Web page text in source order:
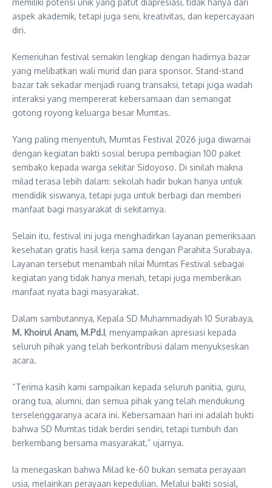
aspek akademik, tetapi juga seni, kreativitas, dan kepercayaan
diri.
Kemeriuhan festival semakin lengkap dengan hadirnya bazar
yang melibatkan wali murid dan para sponsor. Stand-stand
bazar tak sekadar menjadi ruang transaksi, tetapi juga wadah
interaksi yang mempererat kebersamaan dan semangat
gotong royong keluarga besar Mumtas.
Yang paling menyentuh, Mumtas Festival 2026 juga diwarnai
dengan kegiatan bakti sosial berupa pembagian 100 paket
sembako kepada warga sekitar Sidoyoso. Di sinilah makna
milad terasa lebih dalam: sekolah hadir bukan hanya untuk
mendidik siswanya, tetapi juga untuk berbagi dan memberi
manfaat bagi masyarakat di sekitarnya.
Selain itu, festival ini juga menghadirkan layanan pemeriksaan
kesehatan gratis hasil kerja sama dengan Parahita Surabaya.
Layanan tersebut menambah nilai Mumtas Festival sebagai
kegiatan yang tidak hanya meriah, tetapi juga memberikan
manfaat nyata bagi masyarakat.
Dalam sambutannya, Kepala SD Muhammadiyah 10 Surabaya,
M. Khoirul Anam, M.Pd.I, menyampaikan apresiasi kepada
seluruh pihak yang telah berkontribusi dalam menyukseskan
acara.
“Terima kasih kami sampaikan kepada seluruh panitia, guru,
orang tua, alumni, dan semua pihak yang telah mendukung
terselenggaranya acara ini. Kebersamaan hari ini adalah bukti
bahwa SD Mumtas tidak berdiri sendiri, tetapi tumbuh dan
berkembang bersama masyarakat,” ujarnya.
Ia menegaskan bahwa Milad ke-60 bukan semata perayaan
usia, melainkan perayaan kepedulian. Melalui bakti sosial,